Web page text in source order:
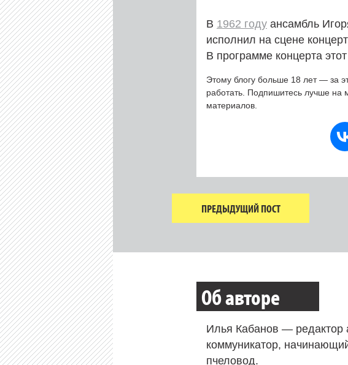
В 1962 году ансамбль
исполнил на сцене
В программе концерта
Этому блогу больше 18 лет — за
работать. Подпишитесь лучше на
материалов.
ПРЕДЫДУЩИЙ ПОСТ
Об авторе
Илья Кабанов — редактор
коммуникатор,
пчеловод.